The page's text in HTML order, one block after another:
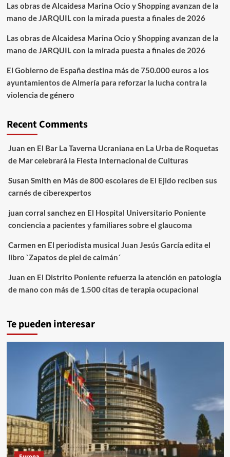
Las obras de Alcaidesa Marina Ocio y Shopping avanzan de la
mano de JARQUIL con la mirada puesta a finales de 2026
Las obras de Alcaidesa Marina Ocio y Shopping avanzan de la
mano de JARQUIL con la mirada puesta a finales de 2026
El Gobierno de España destina más de 750.000 euros a los
ayuntamientos de Almería para reforzar la lucha contra la
violencia de género
Recent Comments
Juan en El Bar La Taverna Ucraniana en La Urba de Roquetas
de Mar celebrará la Fiesta Internacional de Culturas
Susan Smith en Más de 800 escolares de El Ejido reciben sus
carnés de ciberexpertos
juan corral sanchezen El Hospital Universitario Poniente
conciencia a pacientes y familiares sobre el glaucoma
Carmen en El periodista musical Juan Jesús García edita el
libro `Zapatos de piel de caimán´
Juan en El Distrito Poniente refuerza la atención en patología
de mano con más de 1.500 citas de terapia ocupacional
Te pueden interesar